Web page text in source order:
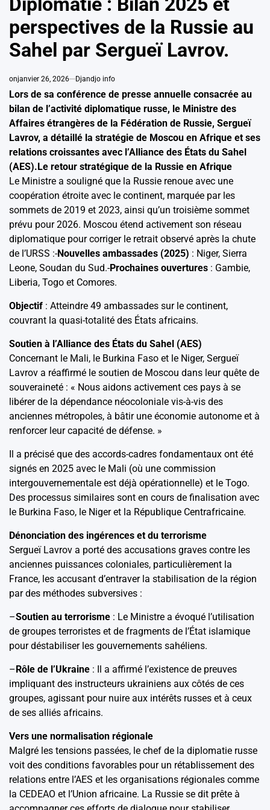
perspectives de la Russie au
Sahel par Sergueï Lavrov.
onjanvier 26, 2026 Djandjo info
Lors de sa conférence de presse annuelle consacrée au
bilan de l’activité diplomatique russe, le Ministre des
Affaires étrangères de la Fédération de Russie, Sergueï
Lavrov, a détaillé la stratégie de Moscou en Afrique et ses
relations croissantes avec l’Alliance des États du Sahel
(AES).Le retour stratégique de la Russie en Afrique
Le Ministre a souligné que la Russie renoue avec une
coopération étroite avec le continent, marquée par les
sommets de 2019 et 2023, ainsi qu’un troisième sommet
prévu pour 2026. Moscou étend activement son réseau
diplomatique pour corriger le retrait observé après la chute
de l’URSS :-Nouvelles ambassades (2025) : Niger, Sierra
Leone, Soudan du Sud.-Prochaines ouvertures : Gambie,
Liberia, Togo et Comores.
Objectif : Atteindre 49 ambassades sur le continent,
couvrant la quasi-totalité des États africains.
Soutien à l’Alliance des États du Sahel (AES)
Concernant le Mali, le Burkina Faso et le Niger, Sergueï
Lavrov a réaffirmé le soutien de Moscou dans leur quête de
souveraineté : « Nous aidons activement ces pays à se
libérer de la dépendance néocoloniale vis-à-vis des
anciennes métropoles, à bâtir une économie autonome et à
renforcer leur capacité de défense. »
Il a précisé que des accords-cadres fondamentaux ont été
signés en 2025 avec le Mali (où une commission
intergouvernementale est déjà opérationnelle) et le Togo.
Des processus similaires sont en cours de finalisation avec
le Burkina Faso, le Niger et la République Centrafricaine.
Dénonciation des ingérences et du terrorisme
Sergueï Lavrov a porté des accusations graves contre les
anciennes puissances coloniales, particulièrement la
France, les accusant d’entraver la stabilisation de la région
par des méthodes subversives :
–Soutien au terrorisme : Le Ministre a évoqué l’utilisation
de groupes terroristes et de fragments de l’État islamique
pour déstabiliser les gouvernements sahéliens.
– Rôle de l’Ukraine : Il a affirmé l’existence de preuves
impliquant des instructeurs ukrainiens aux côtés de ces
groupes, agissant pour nuire aux intérêts russes et à ceux
de ses alliés africains.
Vers une normalisation régionale
Malgré les tensions passées, le chef de la diplomatie russe
voit des conditions favorables pour un rétablissement des
relations entre l’AES et les organisations régionales comme
la CEDEAO et l’Union africaine. La Russie se dit prête à